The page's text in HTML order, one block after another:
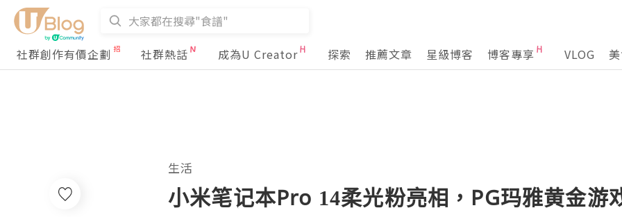
社群創作有價企劃 社群熱話 成為U Creator 探索 推薦文章 星級博客 博客專享 VLOG
生活
小米笔记本Pro 14柔光粉亮相，PG玛雅黄金游